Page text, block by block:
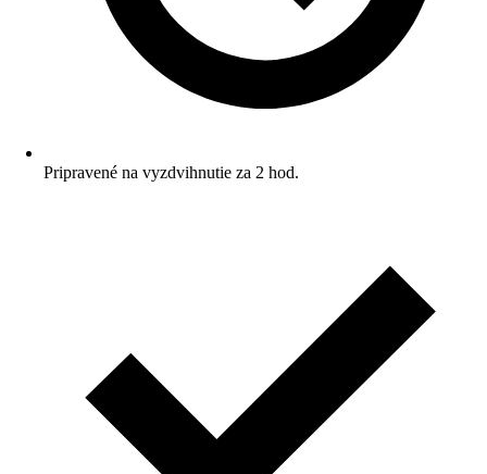
Pripravené na vyzdvihnutie za 2 hod.